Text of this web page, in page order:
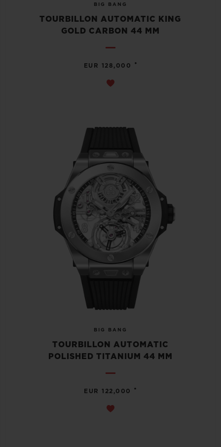
BIG BANG
TOURBILLON AUTOMATIC KING
GOLD CARBON 44 MM
EUR 128,000 •
BIG BANG
TOURBILLON AUTOMATIC
POLISHED TITANIUM 44 MM
EUR 122,000 •